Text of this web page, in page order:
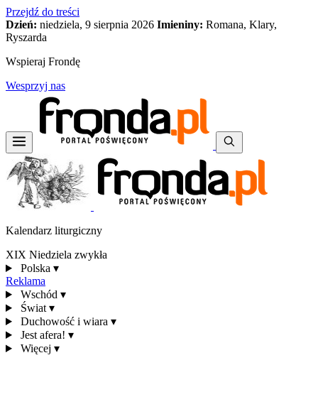
Przejdź do treści
Dzień: niedziela, 9 sierpnia 2026 Imieniny: Romana, Klary,
Ryszarda
Wspieraj Frondę
Wesprzyj nas
Kalendarz liturgiczny
XIX Niedziela zwykła
Polska ▾
Reklama
Wschód ▾
Świat ▾
Duchowość i wiara ▾
Jest afera! ▾
Więcej ▾